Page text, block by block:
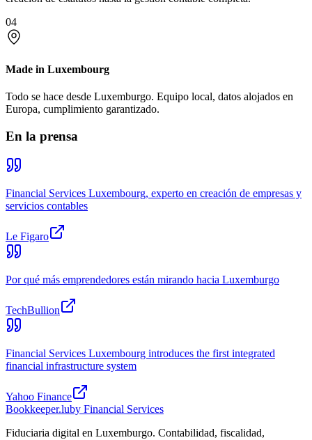
04
Made in Luxembourg
Todo se hace desde Luxemburgo. Equipo local, datos alojados en
Europa, cumplimiento garantizado.
En la prensa
Financial Services Luxembourg, experto en creación de empresas y
servicios contables
Le Figaro
Por qué más emprendedores están mirando hacia Luxemburgo
TechBullion
Financial Services Luxembourg introduces the first integrated
financial infrastructure system
Yahoo Finance
Bookkeeper.luby Financial Services
Fiduciaria digital en Luxemburgo. Contabilidad, fiscalidad,